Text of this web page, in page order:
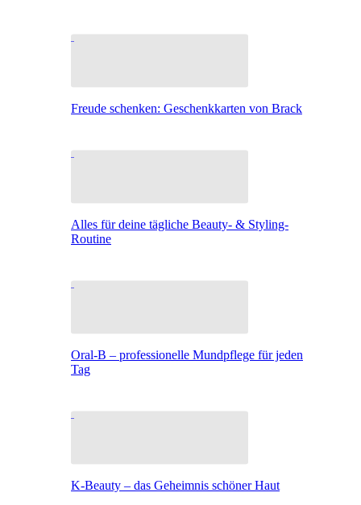
Freude schenken: Geschenkkarten von Brack
Alles für deine tägliche Beauty- & Styling-
Routine
Oral-B – professionelle Mundpflege für jeden
Tag
K-Beauty – das Geheimnis schöner Haut